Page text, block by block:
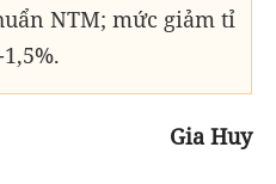
NTM; mức giảm tỉ
Gia Huy